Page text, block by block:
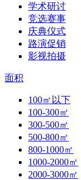
学术研讨
竞选赛事
庆典仪式
路演促销
影视拍摄
面积
100㎡以下
100-300㎡
300-500㎡
500-800㎡
800-1000㎡
1000-2000㎡
2000-3000㎡